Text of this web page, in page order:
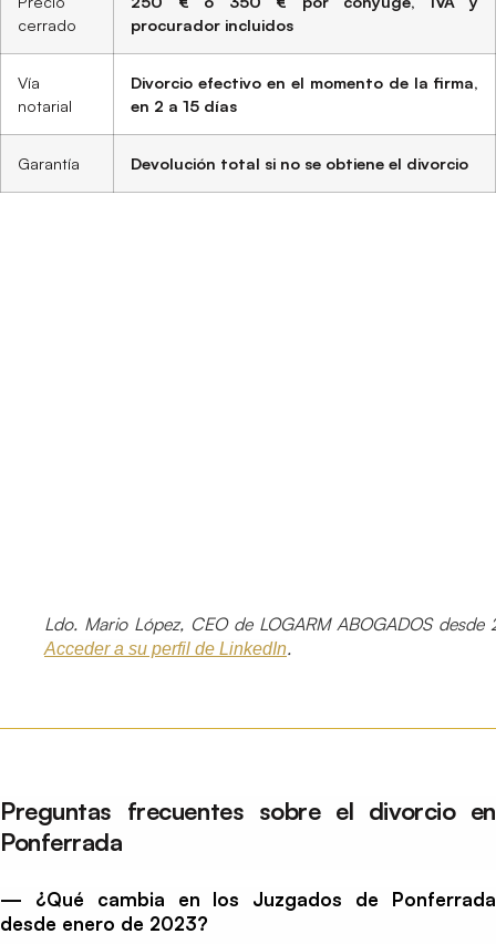
cerrado
procurador incluidos
Vía
notarial
Divorcio efectivo en el momento de la firma,
en 2 a 15 días
Garantía Devolución total si no se obtiene el divorcio
Ldo. Mario López, CEO de LOGARM ABOGADOS desde
Acceder a su perfil de LinkedIn.
Preguntas frecuentes sobre el divorcio en
Ponferrada
— ¿Qué cambia en los Juzgados de Ponferrada
desde enero de 2023?